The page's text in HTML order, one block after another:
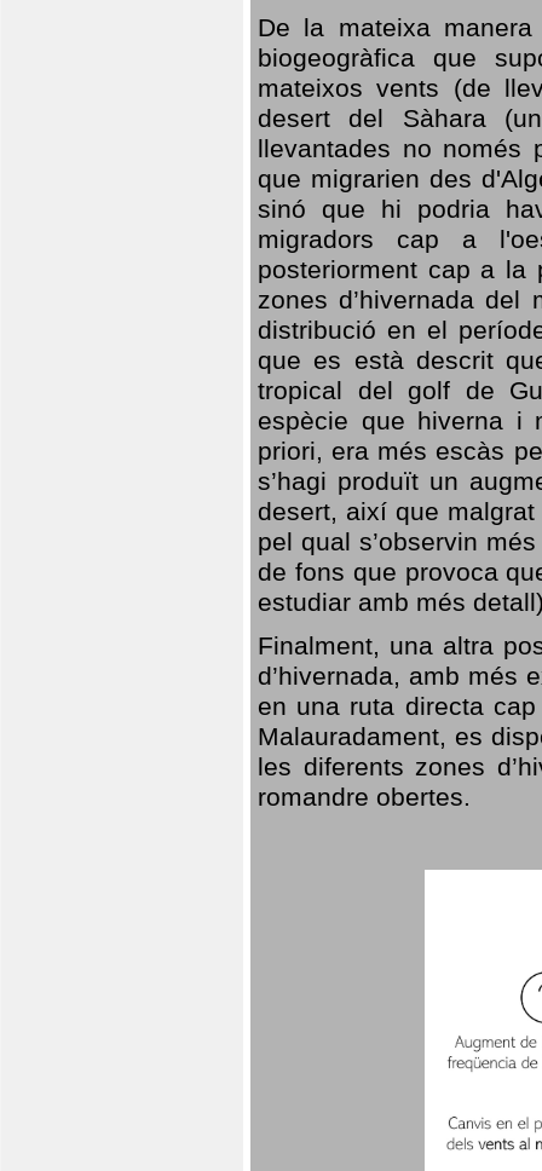
De la mateixa
biogeogràfica que
mateixos vents (de
desert del Sàhara
llevantades no només
que migrarien des
sinó que hi podria
migradors cap a
posteriorment cap a la
zones d’hivernada
distribució en el
que es està descrit
tropical del golf de
espècie que hiverna i
priori, era més escàs
s’hagi produït un
desert, així que
pel qual s’observin
de fons que provoca
estudiar amb més
Finalment, una altra
d’hivernada, amb més
en una ruta directa
Malauradament, es
les diferents zones
romandre obertes.